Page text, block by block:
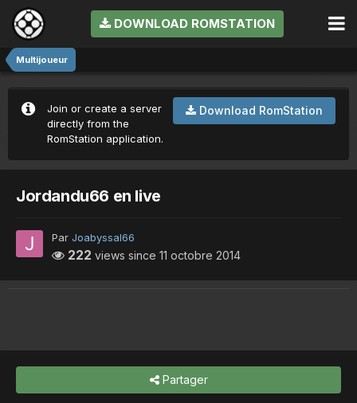
DOWNLOAD ROMSTATION
Multijoueur
Download RomStation
Join or create a server
directly from the
RomStation application.
Jordandu66 en live
Par Joabyssal66
222 views since 11 octobre 2014
Partager